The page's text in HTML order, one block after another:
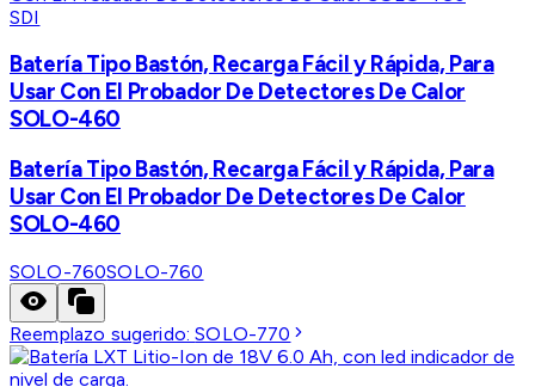
SDI
Batería Tipo Bastón, Recarga Fácil y Rápida, Para
Usar Con El Probador De Detectores De Calor
SOLO-460
Batería Tipo Bastón, Recarga Fácil y Rápida, Para
Usar Con El Probador De Detectores De Calor
SOLO-460
SOLO-760SOLO-760
Reemplazo sugerido:SOLO-770